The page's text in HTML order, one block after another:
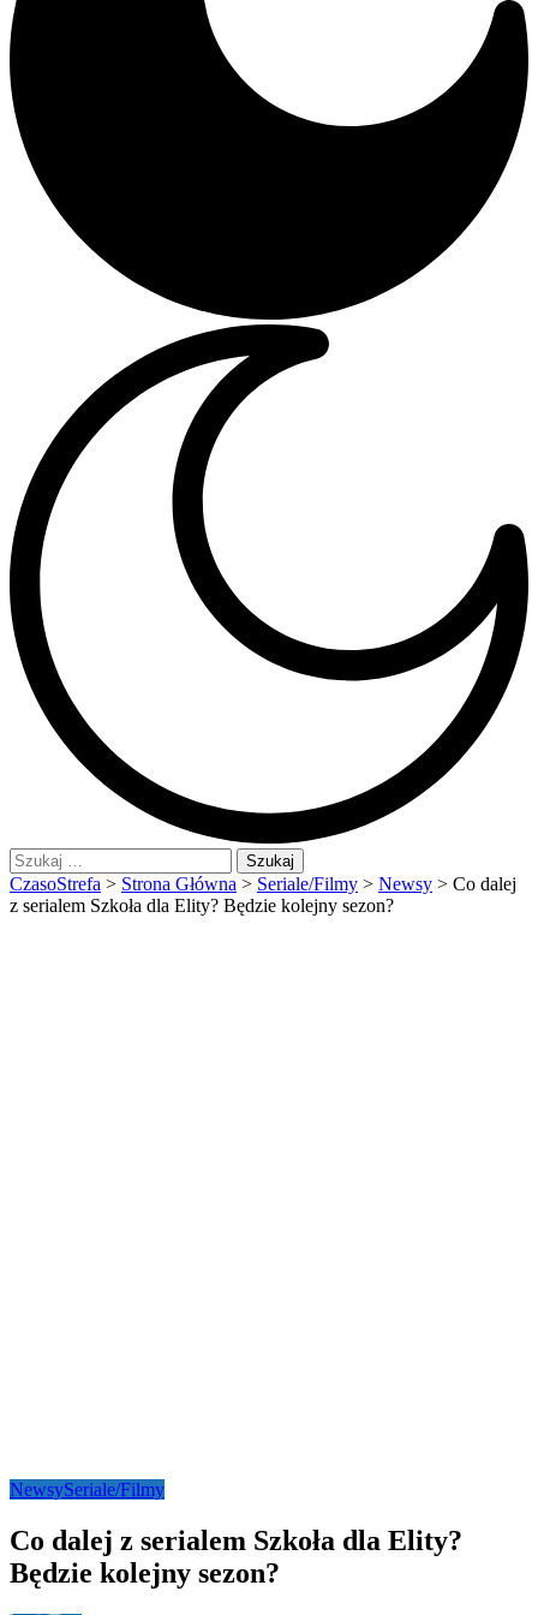
Szukaj:
CzasoStrefa > Strona Główna > Seriale/Filmy > Newsy > Co dalej
z serialem Szkoła dla Elity? Będzie kolejny sezon?
NewsySeriale/Filmy
Co dalej z serialem Szkoła dla Elity?
Będzie kolejny sezon?